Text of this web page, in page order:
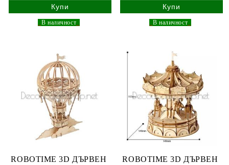
В наличност В наличност
ROBOTIME 3D ДЪРВЕН
ROBOTIME 3D ДЪРВЕН